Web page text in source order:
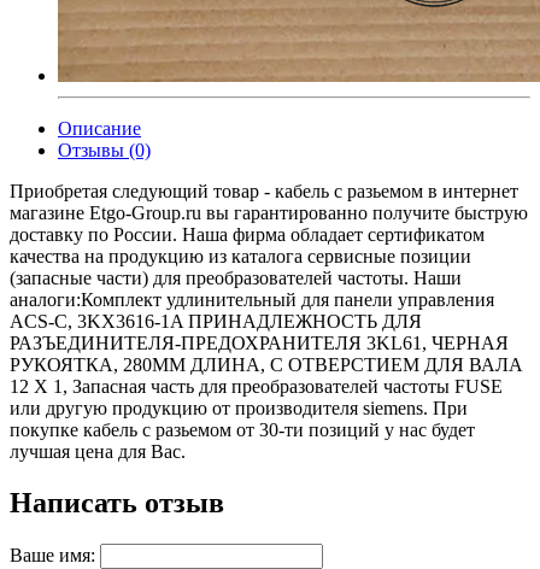
Описание
Отзывы (0)
Приобретая следующий товар - кабель с разьемом в интернет
магазине Etgo-Group.ru вы гарантированно получите быструю
доставку по России. Наша фирма обладает сертификатом
качества на продукцию из каталога сервисные позиции
(запасные части) для преобразователей частоты. Наши
аналоги:Комплект удлинительный для панели управления
ACS-C, 3KX3616-1A ПРИНАДЛЕЖНОСТЬ ДЛЯ
РАЗЪЕДИНИТЕЛЯ-ПРЕДОХРАНИТЕЛЯ 3KL61, ЧЕРНАЯ
РУКОЯТКА, 280MM ДЛИНА, С ОТВЕРСТИЕМ ДЛЯ ВАЛА
12 X 1, Запасная часть для преобразователей частоты FUSE
или другую продукцию от производителя siemens. При
покупке кабель с разьемом от 30-ти позиций у нас будет
лучшая цена для Вас.
Написать отзыв
Ваше имя: